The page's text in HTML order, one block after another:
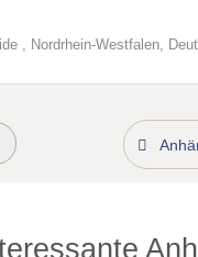
, Nordrhein-Westfalen,